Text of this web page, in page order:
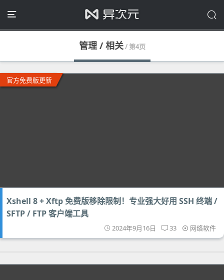
管理 / 相关/ 第4页
官方免费版更新
Xshell 8 + Xftp 免费版移除限制！专业强大好用 SSH 终端 /
SFTP / FTP 客户端工具
2024年9月16日 33 网络软件